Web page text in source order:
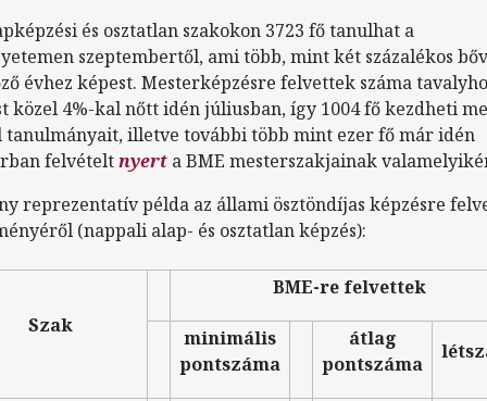
és osztatlan szakokon 3723 fő tanulhat a
szeptembertől, ami több, mint két százalékos
évhez képest. Mesterképzésre felvettek száma
közel 4%-kal nőtt idén júliusban, így 1004 fő kezdheti
tanulmányait, illetve további több mint ezer fő már idén
felvételtnyert a BME mesterszakjainak
reprezentatív példa az állami ösztöndíjas képzésre
(nappali alap- és osztatlan képzés):
Szak
BME-re felvettek
minimális
pontszáma
átlag
pontszáma